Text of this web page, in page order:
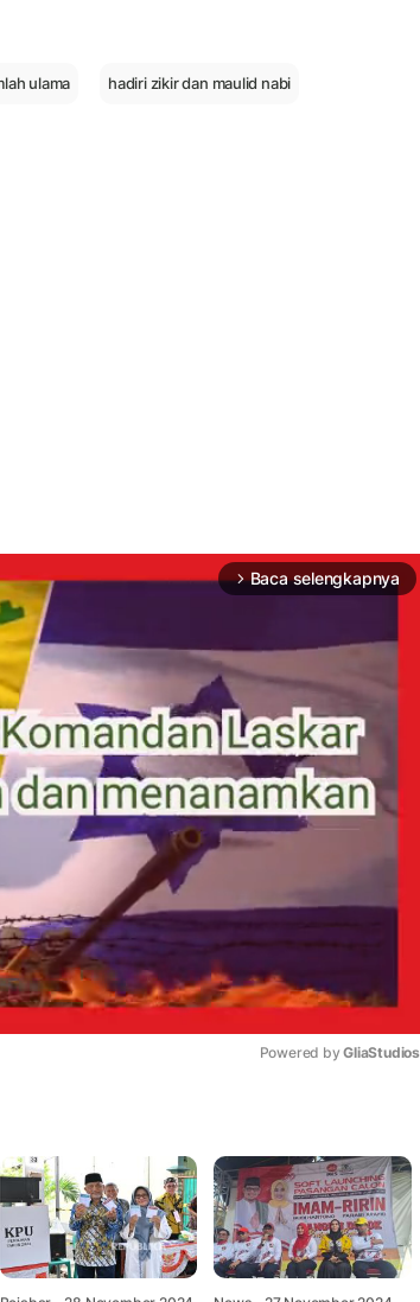
ulama hadiri zikir dan maulid nabi
arrow_forward_ios Baca selengkapnya
Powered by GliaStudios